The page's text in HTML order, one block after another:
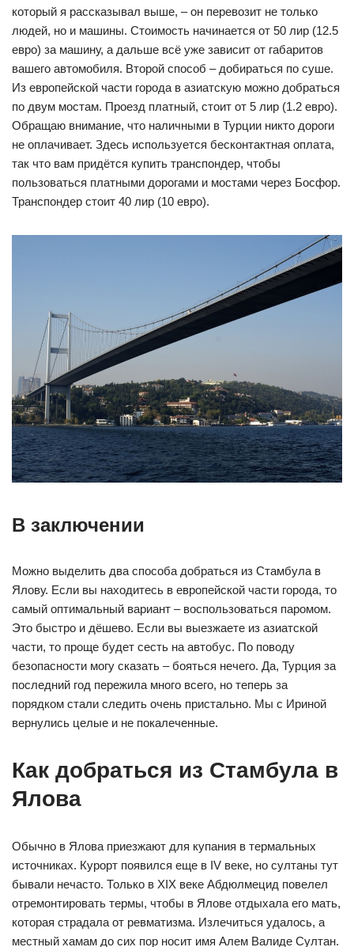
который я рассказывал выше, – он перевозит не только
людей, но и машины. Стоимость начинается от 50 лир (12.5
евро) за машину, а дальше всё уже зависит от габаритов
вашего автомобиля. Второй способ – добираться по суше.
Из европейской части города в азиатскую можно добраться
по двум мостам. Проезд платный, стоит от 5 лир (1.2 евро).
Обращаю внимание, что наличными в Турции никто дороги
не оплачивает. Здесь используется бесконтактная оплата,
так что вам придётся купить транспондер, чтобы
пользоваться платными дорогами и мостами через Босфор.
Транспондер стоит 40 лир (10 евро).
В заключении
Можно выделить два способа добраться из Стамбула в
Ялову. Если вы находитесь в европейской части города, то
самый оптимальный вариант – воспользоваться паромом.
Это быстро и дёшево. Если вы выезжаете из азиатской
части, то проще будет сесть на автобус. По поводу
безопасности могу сказать – бояться нечего. Да, Турция за
последний год пережила много всего, но теперь за
порядком стали следить очень пристально. Мы с Ириной
вернулись целые и не покалеченные.
Как добраться из Стамбула в
Ялова
Обычно в Ялова приезжают для купания в термальных
источниках. Курорт появился еще в IV веке, но султаны тут
бывали нечасто. Только в XIX веке Абдюлмецид повелел
отремонтировать термы, чтобы в Ялове отдыхала его мать,
которая страдала от ревматизма. Излечиться удалось, а
местный хамам до сих пор носит имя Алем Валиде Султан.